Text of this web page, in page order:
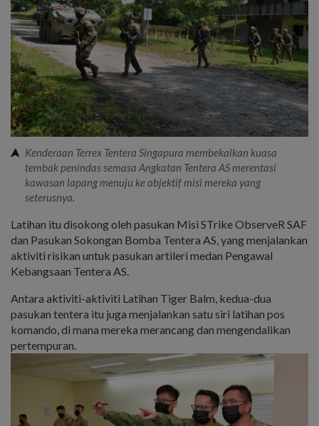
Kenderaan Terrex Tentera Singapura membekalkan kuasa
tembak penindas semasa Angkatan Tentera AS merentasi
kawasan lapang menuju ke objektif misi mereka yang
seterusnya.
Latihan itu disokong oleh pasukan Misi STrike ObserveR SAF
dan Pasukan Sokongan Bomba Tentera AS, yang menjalankan
aktiviti risikan untuk pasukan artileri medan Pengawal
Kebangsaan Tentera AS.
Antara aktiviti-aktiviti Latihan Tiger Balm, kedua-dua
pasukan tentera itu juga menjalankan satu siri latihan pos
komando, di mana mereka merancang dan mengendalikan
pertempuran.